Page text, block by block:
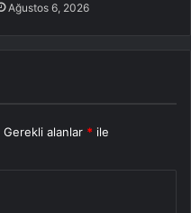
Ağustos 6, 2026
Gerekli alanlar * ile